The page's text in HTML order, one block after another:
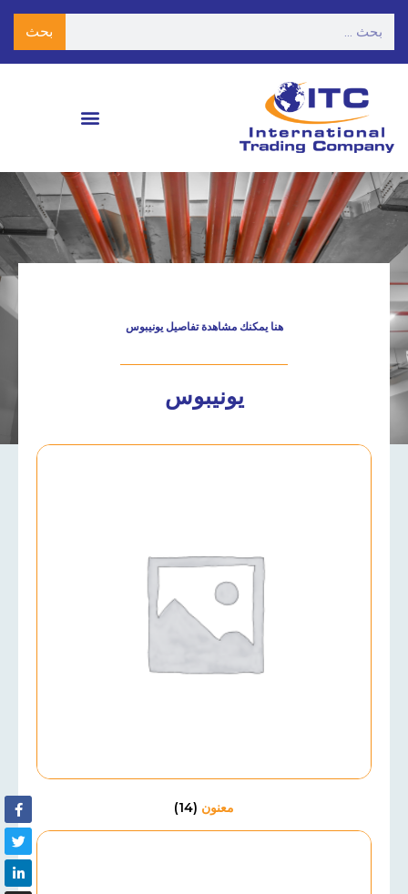
بحث
هنا يمكنك مشاهدة تفاصيل يونيبوس
يونيبوس
معنون (14)